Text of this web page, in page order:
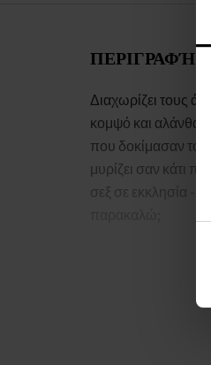
ΠΕΡΙΓΡΑΦΉ
Διαχωρίζει τους
κομψό και
που δοκίμασαν το
μυρίζει σαν κάτι
σεξ σε εκκλησία -